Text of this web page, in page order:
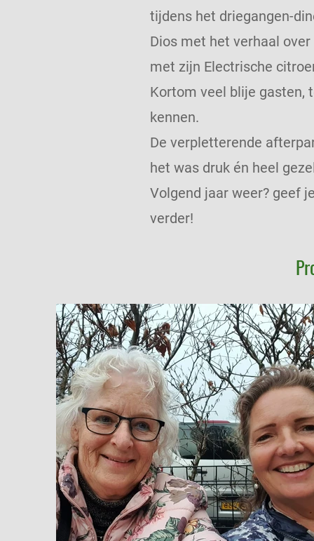
tijdens het driegangen-
Dios met het verhaal
met zijn Electrische
Kortom veel blije gasten,
kennen.
De verpletterende
het was druk én heel
Volgend jaar weer? geef
verder!